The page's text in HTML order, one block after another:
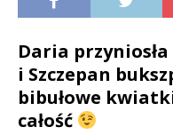
Daria
i Szczepan
bibułowe
całość